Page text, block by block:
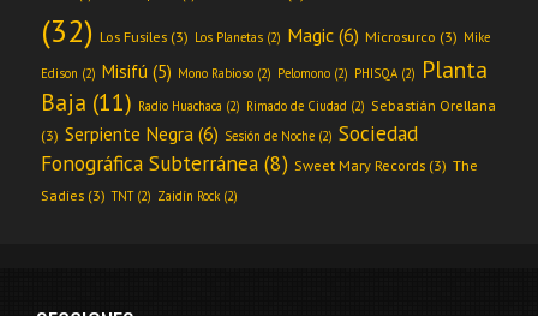
(32) Los Fusiles (3) Los Planetas (2) Magic (6) Microsurco (3) Mike
Edison (2) Misifú (5) Mono Rabioso (2) Pelomono (2) PHISQA (2) Planta
Baja (11) Radio Huachaca (2) Rimado de Ciudad (2) Sebastián Orellana
(3) Serpiente Negra (6) Sesión de Noche (2) Sociedad
Fonográfica Subterránea (8) Sweet Mary Records (3) The
Sadies (3) TNT(2) Zaidín Rock (2)